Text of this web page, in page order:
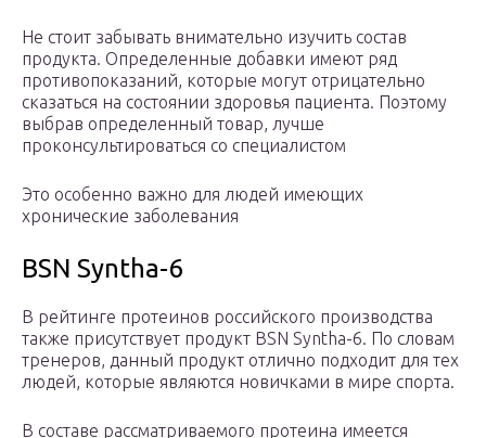
Не стоит забывать внимательно изучить состав
продукта. Определенные добавки имеют ряд
противопоказаний, которые могут отрицательно
сказаться на состоянии здоровья пациента. Поэтому
выбрав определенный товар, лучше
проконсультироваться со специалистом
Это особенно важно для людей имеющих
хронические заболевания
BSN Syntha-6
В рейтинге протеинов российского производства
также присутствует продукт BSN Syntha-6. По словам
тренеров, данный продукт отлично подходит для тех
людей, которые являются новичками в мире спорта.
В составе рассматриваемого протеина имеется